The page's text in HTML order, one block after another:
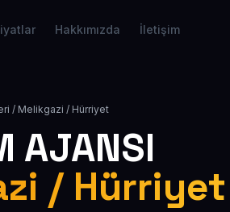
Hakkımızda İletişim
/ Melikgazi / Hürriyet
AJANSI
/ Hürriyet